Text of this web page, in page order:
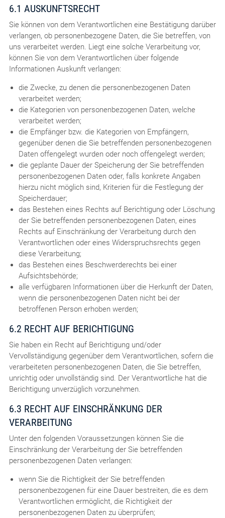
6.1 AUSKUNFTSRECHT
Sie können von dem Verantwortlichen eine Bestätigung darüber
verlangen, ob personenbezogene Daten, die Sie betreffen, von
uns verarbeitet werden. Liegt eine solche Verarbeitung vor,
können Sie von dem Verantwortlichen über folgende
Informationen Auskunft verlangen:
die Zwecke, zu denen die personenbezogenen Daten
verarbeitet werden;
die Kategorien von personenbezogenen Daten, welche
verarbeitet werden;
die Empfänger bzw. die Kategorien von Empfängern,
gegenüber denen die Sie betreffenden personenbezogenen
Daten offengelegt wurden oder noch offengelegt werden;
die geplante Dauer der Speicherung der Sie betreffenden
personenbezogenen Daten oder, falls konkrete Angaben
hierzu nicht möglich sind, Kriterien für die Festlegung der
Speicherdauer;
das Bestehen eines Rechts auf Berichtigung oder Löschung
der Sie betreffenden personenbezogenen Daten, eines
Rechts auf Einschränkung der Verarbeitung durch den
Verantwortlichen oder eines Widerspruchsrechts gegen
diese Verarbeitung;
das Bestehen eines Beschwerderechts bei einer
Aufsichtsbehörde;
alle verfügbaren Informationen über die Herkunft der Daten,
wenn die personenbezogenen Daten nicht bei der
betroffenen Person erhoben werden;
6.2 RECHT AUF BERICHTIGUNG
Sie haben ein Recht auf Berichtigung und/oder
Vervollständigung gegenüber dem Verantwortlichen, sofern die
verarbeiteten personenbezogenen Daten, die Sie betreffen,
unrichtig oder unvollständig sind. Der Verantwortliche hat die
Berichtigung unverzüglich vorzunehmen.
6.3 RECHT AUF EINSCHRÄNKUNG DER
VERARBEITUNG
Unter den folgenden Voraussetzungen können Sie die
Einschränkung der Verarbeitung der Sie betreffenden
personenbezogenen Daten verlangen:
wenn Sie die Richtigkeit der Sie betreffenden
personenbezogenen für eine Dauer bestreiten, die es dem
Verantwortlichen ermöglicht, die Richtigkeit der
personenbezogenen Daten zu überprüfen;